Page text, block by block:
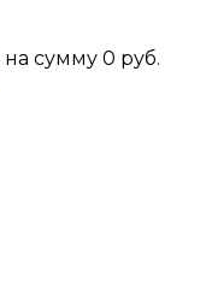
на сумму 0 руб.